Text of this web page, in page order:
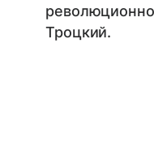
Троцкий.